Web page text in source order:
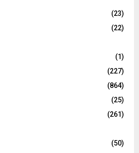
(23)
(22)
(1)
(227)
(864)
(25)
(261)
(50)